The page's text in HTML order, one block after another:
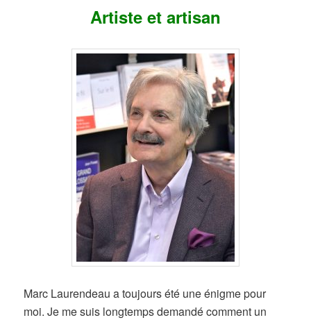
Artiste et artisan
Marc Laurendeau a toujours été une énigme pour
moi. Je me suis longtemps demandé comment un